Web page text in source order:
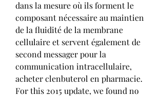
dans la mesure où ils forment le
composant nécessaire au maintien
de la fluidité de la membrane
cellulaire et servent également de
second messager pour la
communication intracellulaire,
acheter clenbuterol en pharmacie.
For this 2015 update, we found no